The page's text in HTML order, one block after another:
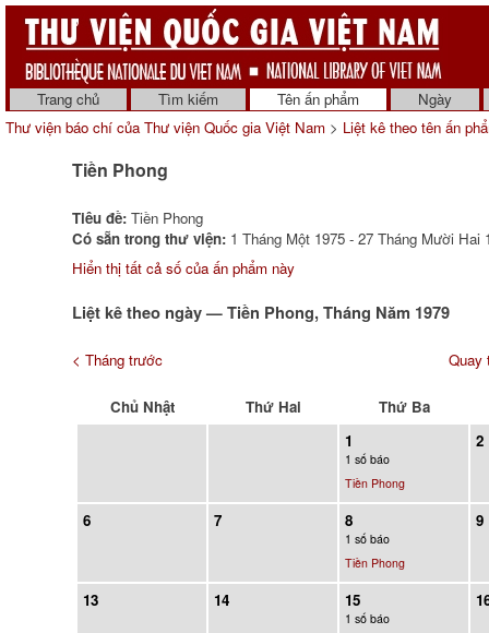
Trang chủ Tìm kiếm Tên ấn phẩm
Ngày
Thư viện báo chí của Thư viện Quốc gia Việt Nam > Liệt kê theo tên ấn
Tiền Phong
Tiêu đề: Tiền Phong
Có sẵn trong thư viện: 1 Tháng Một 1975 - 27 Tháng Mười Hai
Hiển thị tất cả số của ấn phẩm này
Liệt kê theo ngày — Tiền Phong, Tháng Năm 1979
< Tháng trước Quay
Chủ Nhật Thứ Hai
Thứ Ba
1
1 số báo
Tiền Phong
2
6 7 8
1 số báo
Tiền Phong
9
13 14 15
1 số báo